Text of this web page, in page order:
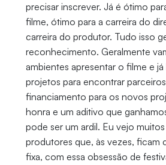
precisar inscrever. Já é ótimo
filme, ótimo para a carreira do
carreira do produtor. Tudo isso
reconhecimento. Geralmente
ambientes apresentar o filme e
projetos para encontrar
financiamento para os novos
honra e um aditivo que
pode ser um ardil. Eu vejo
produtores que, às vezes, ficam
fixa, com essa obsessão de